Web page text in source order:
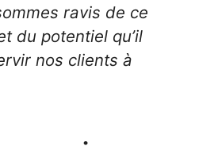
ravis de ce
du potentiel qu’il
nos clients à